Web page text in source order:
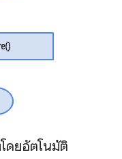
ดยอัตโนมัติ